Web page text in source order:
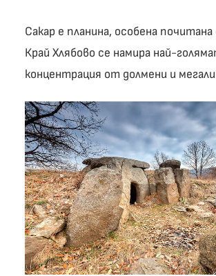
Сакар е планина, особена
Край Хлябово се намира най-
концентрация от долмени и